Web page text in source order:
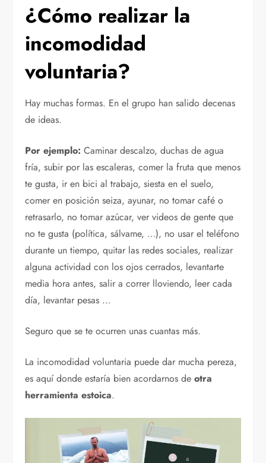
¿Cómo realizar la
incomodidad
voluntaria?
Hay muchas formas. En el grupo han salido decenas
de ideas.
Por ejemplo: Caminar descalzo, duchas de agua
fría, subir por las escaleras, comer la fruta que menos
te gusta, ir en bici al trabajo, siesta en el suelo,
comer en posición seiza, ayunar, no tomar café o
retrasarlo, no tomar azúcar, ver videos de gente que
no te gusta (política, sálvame, …), no usar el teléfono
durante un tiempo, quitar las redes sociales, realizar
alguna actividad con los ojos cerrados, levantarte
media hora antes, salir a correr lloviendo, leer cada
día, levantar pesas …
Seguro que se te ocurren unas cuantas más.
La incomodidad voluntaria puede dar mucha pereza,
es aquí donde estaría bien acordarnos deotra
herramienta estoica.